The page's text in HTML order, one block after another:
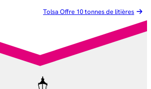
Tolsa Offre 10 tonnes de litières